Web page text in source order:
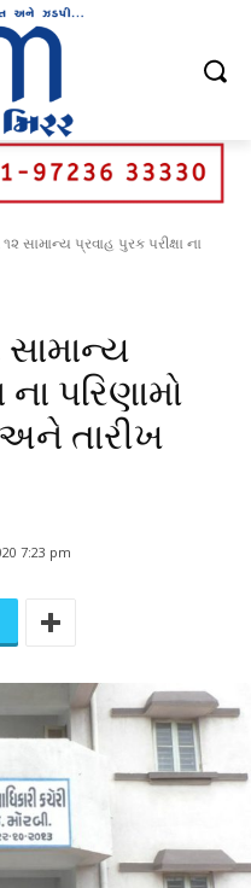
સામાન્ય પ્રવાહ પુરક પરીક્ષા ના
સામાન્ય
ના પરિણામો
તારીખ
7:23 pm